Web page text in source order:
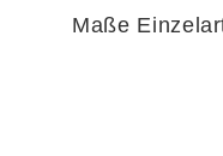
an Ihren
Maße